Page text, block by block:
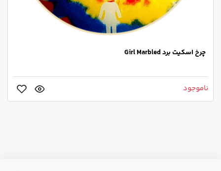
چرخ اسکیت برد Girl Marbled
ناموجود